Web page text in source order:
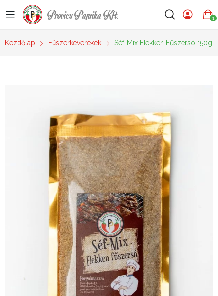
Provics Paprika Kft. 1
Kezdőlap Fűszerkeverékek Séf-Mix Flekken Fűszersó 150g